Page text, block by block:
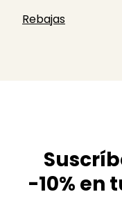
Rebajas
-10% en